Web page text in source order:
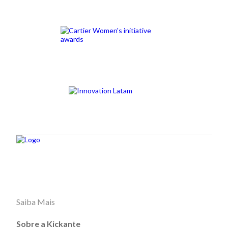
Saiba Mais
Sobre a Kickante